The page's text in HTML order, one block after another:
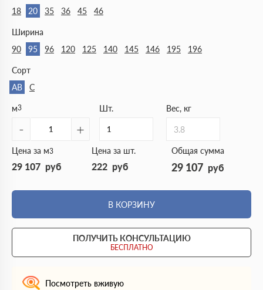
18
20 35 36 45 46
Ширина
90
95 96 120 125 140 145 146 195 196
Сорт
АВ
С
м3
- +
Шт. Вес, кг
3.8
Цена за м3
29 107 руб
Цена за шт.
222 руб
Общая сумма
29 107 руб
В КОРЗИНУ
ПОЛУЧИТЬ КОНСУЛЬТАЦИЮ
БЕСПЛАТНО
Посмотреть вживую